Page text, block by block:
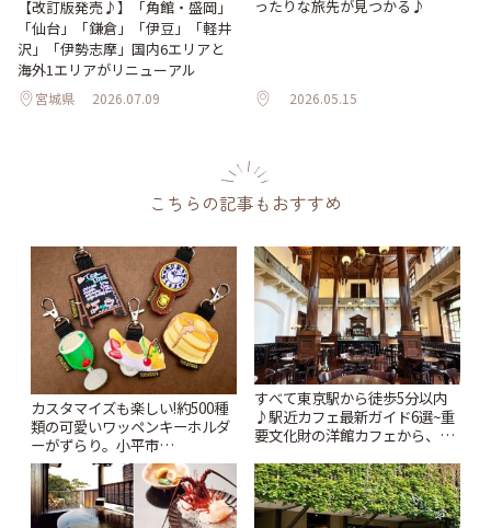
【改訂版発売♪】「角館・盛岡」
「仙台」「鎌倉」「伊豆」「軽井
沢」「伊勢志摩」国内6エリアと
海外1エリアがリニューアル
宮城県 2026.07.09
ったりな旅先が見つかる♪
2026.05.15
こちらの記事もおすすめ
カスタマイズも楽しい!約500種
類の可愛いワッペンキーホルダ
ーがずらり。小平市
「Kimamaya T&K」 | ことりっ
ぷ
すべて東京駅から徒歩5分以内
♪駅近カフェ最新ガイド6選~重
要文化財の洋館カフェから、改
りっぷ